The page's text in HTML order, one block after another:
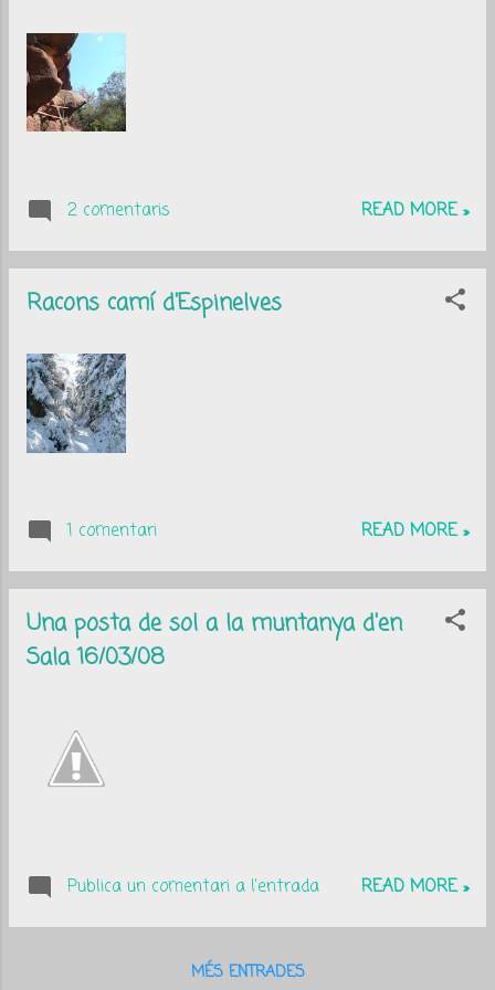
2 comentaris READ MORE »
Racons camí d'Espinelves
1 comentari READ MORE »
Una posta de sol a la muntanya d'en
Sala 16/03/08
Publica un comentari a l'entrada READ MORE »
MÉS ENTRADES